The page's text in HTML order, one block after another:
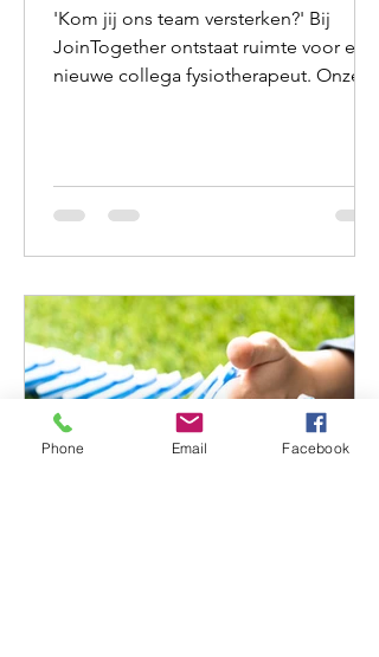
'Kom jij ons team versterken?' Bij
JoinTogether ontstaat ruimte voor een
nieuwe collega fysiotherapeut. Onze
bij huis. Daardoor zoeken wij iemand
die goed past bij onze manier van
We zoeken een fysiotherapeut met
enige werkervaring, bij voorkeur
iemand die in opleiding is tot een
specialisatie
Phone Email Facebook